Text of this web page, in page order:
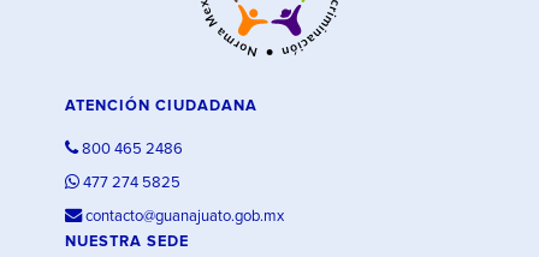
ATENCIÓN CIUDADANA
800 465 2486
477 274 5825
contacto@guanajuato.gob.mx
NUESTRA SEDE